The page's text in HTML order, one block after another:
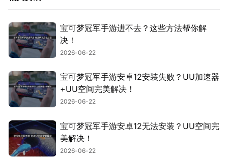
宝可梦冠军手游进不去？这些方法帮你解
决！
2026-06-22
宝可梦冠军手游安卓12安装失败？UU加速器
+UU空间完美解决！
2026-06-22
宝可梦冠军手游安卓12无法安装？UU空间完
美解决！
2026-06-22